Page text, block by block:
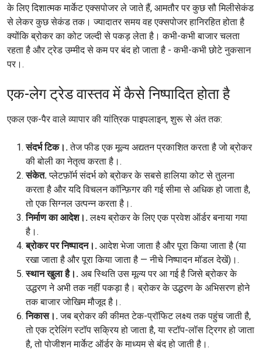
के लिए दिशात्मक मार्केट एक्सपोजर ले जाते हैं, आमतौर पर कुछ सौ मिलीसेकंड
से लेकर कुछ सेकंड तक। ज्यादातर समय वह एक्सपोजर हानिरहित होता है
क्योंकि ब्रोकर का कोट जल्दी से पकड़ लेता है। कभी-कभी बाजार चलता
रहता है और ट्रेड उम्मीद से कम पर बंद हो जाता है - कभी-कभी छोटे नुकसान
पर।.
एक-लेग ट्रेड वास्तव में कैसे निष्पादित होता है
एकल एक-पैर वाले व्यापार की यांत्रिक पाइपलाइन, शुरू से अंत तक:
संदर्भ टिक।.तेज फीड एक मूल्य अद्यतन प्रकाशित करता है जो ब्रोकर
की बोली का नेतृत्व करता है।.
संकेत.प्लेटफ़ॉर्म संदर्भ को ब्रोकर के सबसे हालिया कोट से तुलना
करता है और यदि विचलन कॉन्फ़िगर की गई सीमा से अधिक हो जाता है,
तो एक सिग्नल उत्पन्न करता है।.
निर्माण का आदेश।.लक्ष्य ब्रोकर के लिए एक प्रवेश ऑर्डर बनाया गया
है।.
ब्रोकर पर निष्पादन।. आदेश भेजा जाता है और पूरा किया जाता है (या
रखा जाता है और पूरा किया जाता है — नीचे निष्पादन मॉडल देखें)।.
स्थान खुला है।. अब स्थिति उस मूल्य पर आ गई है जिसे ब्रोकर के
उद्धरण ने अभी तक नहीं पकड़ा है। ब्रोकर के उद्धरण के अभिसरण होने
तक बाजार जोखिम मौजूद है।.
निकास।.जब ब्रोकर की कीमत टेक-प्रॉफिट लक्ष्य तक पहुंच जाती है,
तो एक ट्रेलिंग स्टॉप सक्रिय हो जाता है, या स्टॉप-लॉस ट्रिगर हो जाता
है, तो पोजीशन मार्केट ऑर्डर के माध्यम से बंद हो जाती है।.